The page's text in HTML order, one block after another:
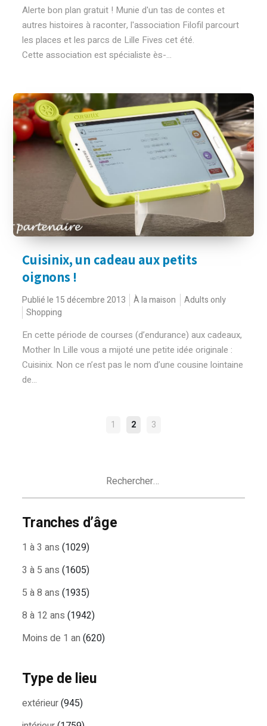
Alerte bon plan gratuit ! Munie d'un tas de contes et
autres histoires à raconter, l'association Filofil parcourt
les places et les parcs de Lille Fives cet été.
Cette association est spécialiste ès-...
Cuisinix, un cadeau aux petits
oignons !
Publié le 15 décembre 2013 À la maison
Adults only
Shopping
En cette période de courses (d’endurance) aux cadeaux,
Mother In Lille vous a mijoté une petite idée originale :
Cuisinix. Non ce n’est pas le nom d’une cousine lointaine
de...
NAVIGATION1 2 3
Tranches d’âge
1 à 3 ans (1029)
3 à 5 ans (1605)
5 à 8 ans (1935)
8 à 12 ans (1942)
Moins de 1 an (620)
Type de lieu
extérieur(945)